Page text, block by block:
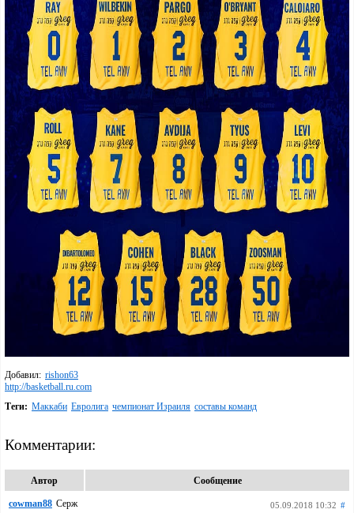
Добавил: rishon63
http://basketball.ru.com
Теги: Маккаби Евролига чемпионат Израиля составы команд
Комментарии:
Автор Сообщение
cowman88 Серж 05.09.2018 10:32 #